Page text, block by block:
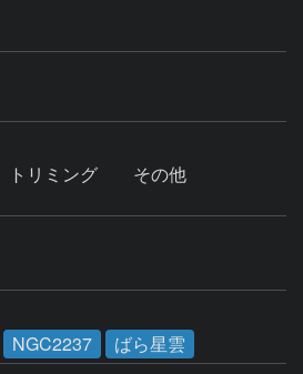
トリミング　　その他
NGC2237 ばら星雲